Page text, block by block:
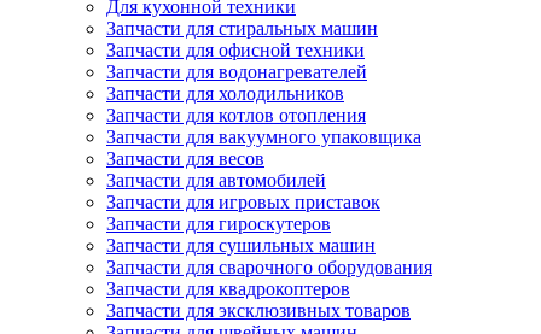
Для кухонной техники
Запчасти для стиральных машин
Запчасти для офисной техники
Запчасти для водонагревателей
Запчасти для холодильников
Запчасти для котлов отопления
Запчасти для вакуумного упаковщика
Запчасти для весов
Запчасти для автомобилей
Запчасти для игровых приставок
Запчасти для гироскутеров
Запчасти для сушильных машин
Запчасти для сварочного оборудования
Запчасти для квадрокоптеров
Запчасти для эксклюзивных товаров